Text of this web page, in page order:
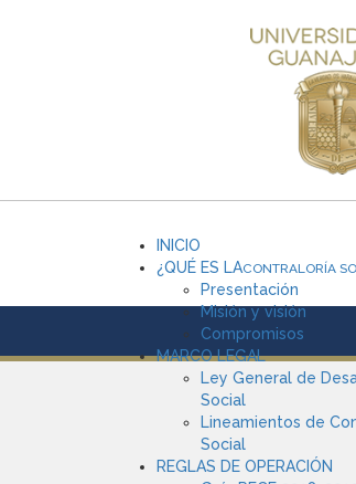
INICIO
¿QUÉ ES LACONTRALORÍA
Presentación
Misión y visión
Compromisos
MARCO LEGAL
Ley General de
Social
Lineamientos de
Social
REGLAS DE OPERACIÓN